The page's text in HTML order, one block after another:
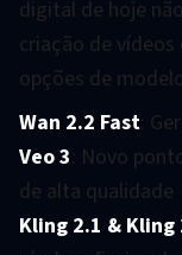
digital de hoje
criação de vídeos
opções de
Wan 2.2 Fast:
Veo 3: Novo
de alta qualidade
Kling 2.1 &